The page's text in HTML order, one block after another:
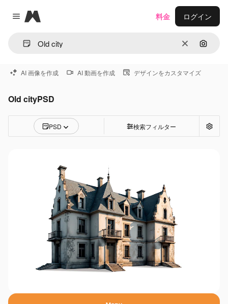
Close menu
Magnific
消去 画像で
料金 ログイン
AI 画像を作成 AI 動画を作成 デザインをカスタマイズ
Old cityPSD
PSD 検索フィルター